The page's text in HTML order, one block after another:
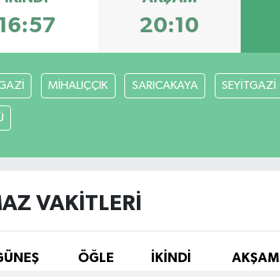
20:10
MİHALIÇÇIK SARICAKAYA SEYİTGAZİ
VAKITLERI
ÖĞLE İKINDI AKŞAM